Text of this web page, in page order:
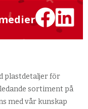
plastdetaljer för
sortiment på
med vår kunskap